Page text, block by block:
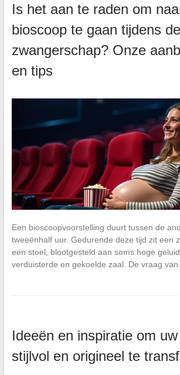
Is het aan te raden om
bioscoop te gaan tijdens de
zwangerschap? Onze
en tips
Een bioscoopvoorstelling duurt tussen de
tweeënhalf uur. Gedurende deze tijd zit een
een stoel, blootgesteld aan soms hoge
verduisterde en gekoelde zaal. De vraag
Ideeën en inspiratie om
stijlvol en origineel te